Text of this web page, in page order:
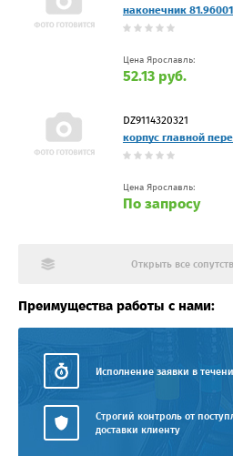
наконечник
Цена Ярославль:
52.13 руб.
DZ9114320321
корпус главной
Цена Ярославль:
По запросу
Открыть все
Преимущества работы с нами:
Исполнение заявки в
Строгий контроль от
доставки клиенту